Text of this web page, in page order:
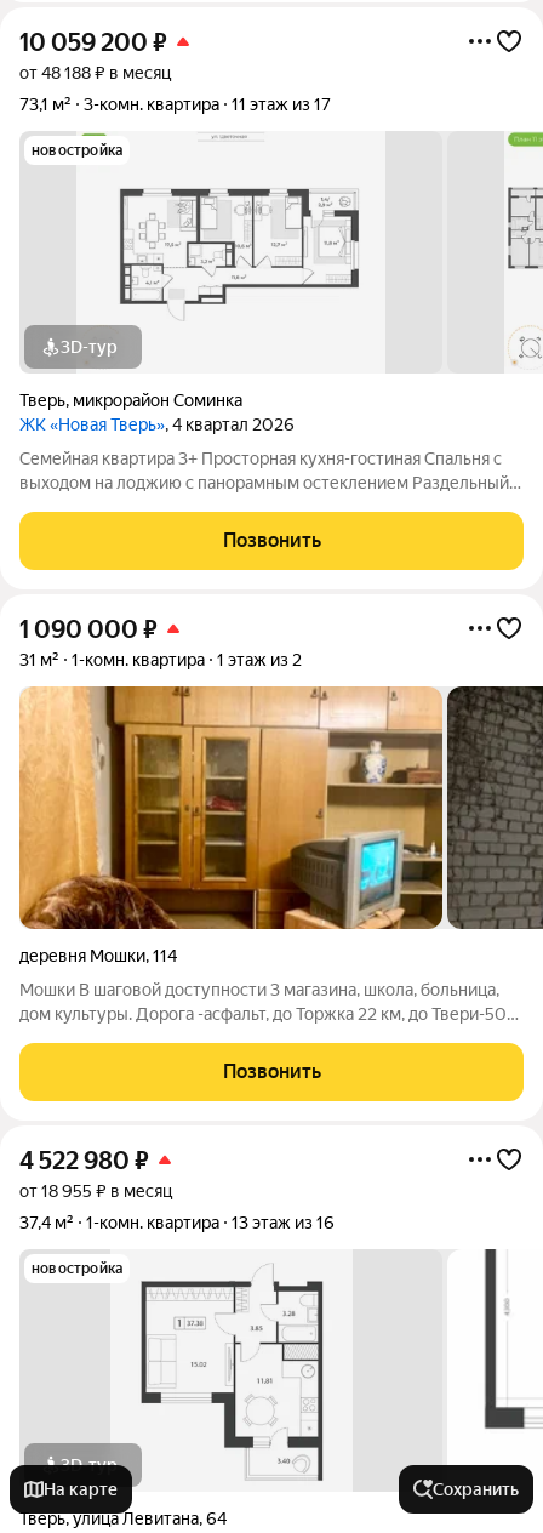
10 059 200 ₽
от 48 188 ₽ в месяц
73,1 м²
3-комн. квартира 11 этаж из 17
новостройка
3D-тур
Тверь, микрорайон Соминка
ЖК «Новая Тверь», 4 квартал 2026
Семейная квартира 3+ Просторная кухня-гостиная Спальня с
выходом на лоджию с панорамным остеклением Раздельный
Позвонить
1 090 000 ₽
31 м² 1-комн. квартира 1 этаж из 2
деревня Мошки,114
Мошки В шаговой доступности 3 магазина, школа, больница,
дом культуры. Дорога -асфальт, до Торжка 22 км, до Твери-50
транспортное сообщение - маршрутка Тверь-Торжок-
Воропуни несколько раз в
Позвонить
4 522 980 ₽
от 18 955 ₽ в месяц
37,4 м²
1-комн. квартира 13 этаж из 16
новостройка
3D-тур
Тверь,улица Левитана,64
На карте Сохранить